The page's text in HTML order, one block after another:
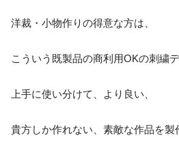
洋裁・小物作りの得意な方は、
こういう既製品の商利用OKの刺繍
上手に使い分けて、より良い、
貴方しか作れない、素敵な作品を製